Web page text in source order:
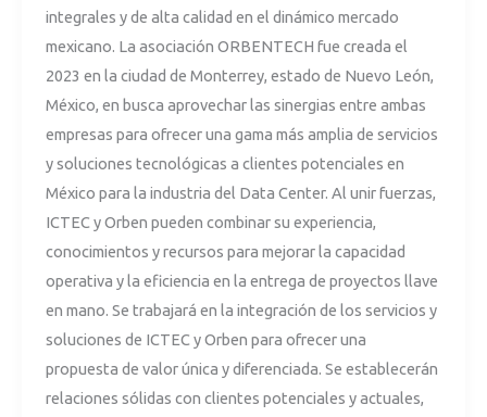
integrales y de alta calidad en el dinámico mercado
mexicano. La asociación ORBENTECH fue creada el
2023 en la ciudad de Monterrey, estado de Nuevo León,
México, en busca aprovechar las sinergias entre ambas
empresas para ofrecer una gama más amplia de servicios
y soluciones tecnológicas a clientes potenciales en
México para la industria del Data Center. Al unir fuerzas,
ICTEC y Orben pueden combinar su experiencia,
conocimientos y recursos para mejorar la capacidad
operativa y la eficiencia en la entrega de proyectos llave
en mano. Se trabajará en la integración de los servicios y
soluciones de ICTEC y Orben para ofrecer una
propuesta de valor única y diferenciada. Se establecerán
relaciones sólidas con clientes potenciales y actuales,